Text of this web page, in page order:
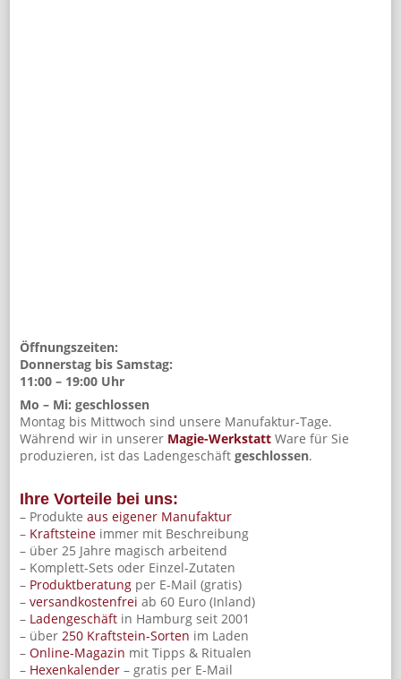
Öffnungszeiten:
Donnerstag bis Samstag:
11:00 – 19:00 Uhr
Mo – Mi: geschlossen
Montag bis Mittwoch sind unsere Manufaktur-Tage.
Während wir in unsererMagie-WerkstattWare für Sie
produzieren, ist das Ladengeschäft geschlossen.
Ihre Vorteile bei uns:
– Produkte aus eigener Manufaktur
– Kraftsteineimmer mit Beschreibung
– über 25 Jahre magisch arbeitend
– Komplett-Sets oder Einzel-Zutaten
– Produktberatungper E-Mail (gratis)
– versandkostenfrei ab 60 Euro (Inland)
– Ladengeschäftin Hamburg seit 2001
– über 250 Kraftstein-Sorten im Laden
– Online-Magazin mit Tipps & Ritualen
– Hexenkalender – gratis per E-Mail